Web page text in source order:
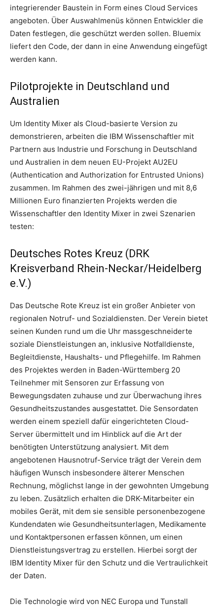
integrierender Baustein in Form eines Cloud Services
angeboten. Über Auswahlmenüs können Entwickler die
Daten festlegen, die geschützt werden sollen. Bluemix
liefert den Code, der dann in eine Anwendung eingefügt
werden kann.
Pilotprojekte in Deutschland und
Australien
Um Identity Mixer als Cloud-basierte Version zu
demonstrieren, arbeiten die IBM Wissenschaftler mit
Partnern aus Industrie und Forschung in Deutschland
und Australien in dem neuen EU-Projekt AU2EU
(Authentication and Authorization for Entrusted Unions)
zusammen. Im Rahmen des zwei-jährigen und mit 8,6
Millionen Euro finanzierten Projekts werden die
Wissenschaftler den Identity Mixer in zwei Szenarien
testen:
Deutsches Rotes Kreuz (DRK
Kreisverband Rhein-Neckar/Heidelberg
e.V.)
Das Deutsche Rote Kreuz ist ein großer Anbieter von
regionalen Notruf- und Sozialdiensten. Der Verein bietet
seinen Kunden rund um die Uhr massgeschneiderte
soziale Dienstleistungen an, inklusive Notfalldienste,
Begleitdienste, Haushalts- und Pflegehilfe. Im Rahmen
des Projektes werden in Baden-Württemberg 20
Teilnehmer mit Sensoren zur Erfassung von
Bewegungsdaten zuhause und zur Überwachung ihres
Gesundheitszustandes ausgestattet. Die Sensordaten
werden einem speziell dafür eingerichteten Cloud-
Server übermittelt und im Hinblick auf die Art der
benötigten Unterstützung analysiert. Mit dem
angebotenen Hausnotruf-Service trägt der Verein dem
häufigen Wunsch insbesondere älterer Menschen
Rechnung, möglichst lange in der gewohnten Umgebung
zu leben. Zusätzlich erhalten die DRK-Mitarbeiter ein
mobiles Gerät, mit dem sie sensible personenbezogene
Kundendaten wie Gesundheitsunterlagen, Medikamente
und Kontaktpersonen erfassen können, um einen
Dienstleistungsvertrag zu erstellen. Hierbei sorgt der
IBM Identity Mixer für den Schutz und die Vertraulichkeit
der Daten.
Die Technologie wird von NEC Europa und Tunstall